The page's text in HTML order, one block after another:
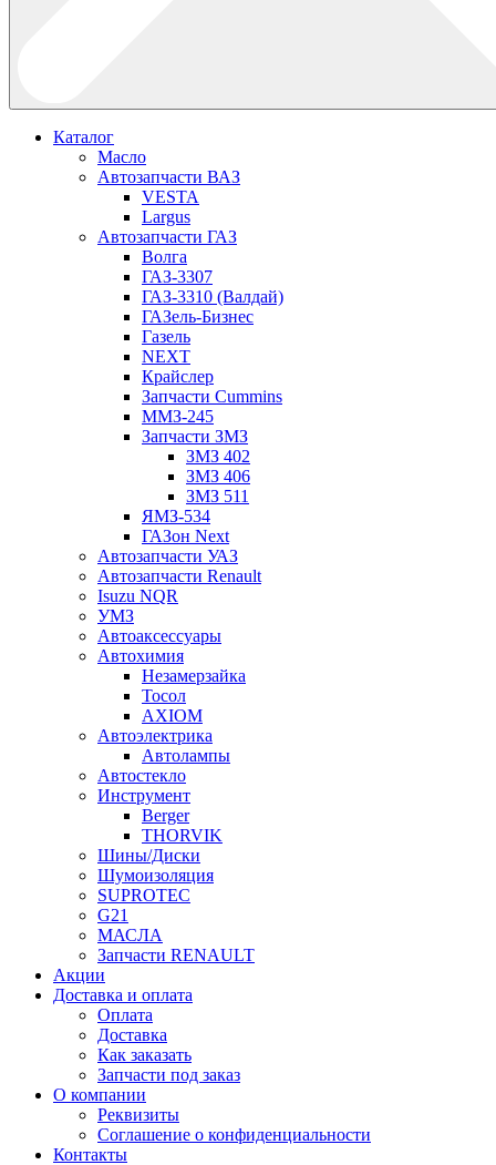
Каталог
Масло
Автозапчасти ВАЗ
VESTA
Largus
Автозапчасти ГАЗ
Волга
ГАЗ-3307
ГАЗ-3310 (Валдай)
ГАЗель-Бизнес
Газель
NEXT
Крайслер
Запчасти Cummins
ММЗ-245
Запчасти ЗМЗ
ЗМЗ 402
ЗМЗ 406
ЗМЗ 511
ЯМЗ-534
ГАЗон Next
Автозапчасти УАЗ
Автозапчасти Renault
Isuzu NQR
УМЗ
Автоаксессуары
Автохимия
Незамерзайка
Тосол
AXIOM
Автоэлектрика
Автолампы
Автостекло
Инструмент
Berger
THORVIK
Шины/Диски
Шумоизоляция
SUPROTEC
G21
МАСЛА
Запчасти RENAULT
Акции
Доставка и оплата
Оплата
Доставка
Как заказать
Запчасти под заказ
О компании
Реквизиты
Соглашение о конфиденциальности
Контакты